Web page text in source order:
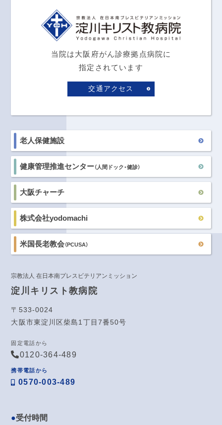
当院は大阪府がん診療拠点病院に
指定されています
交通アクセス
老人保健施設
健康管理推進センター（人間ドック・健診）
大阪チャーチ
株式会社yodomachi
米国長老教会（PCUSA）
宗教法人 在日本南プレスビテリアンミッション
淀川キリスト教病院
〒533-0024
大阪市東淀川区柴島1丁目7番50号
固定電話から
0120-364-489
携帯電話から
0570-003-489
受付時間